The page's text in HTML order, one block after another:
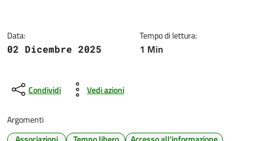
Data:
02 Dicembre 2025
Tempo di lettura:
1 Min
Condividi Vedi azioni
Argomenti